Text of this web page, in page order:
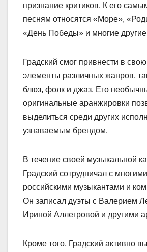
признание критиков. К его
песням относятся «Море»,
«День Победы» и многие
Градский смог привнести в
элементы различных жанров,
блюз, фолк и джаз. Его
оригинальные аранжировки
выделиться среди других
узнаваемым брендом.
В течение своей музыкальной
Градский сотрудничал с
российскими музыкантами и
Он записал дуэты с Валерием
Ириной Аллегровой и другими
Кроме того, Градский активно